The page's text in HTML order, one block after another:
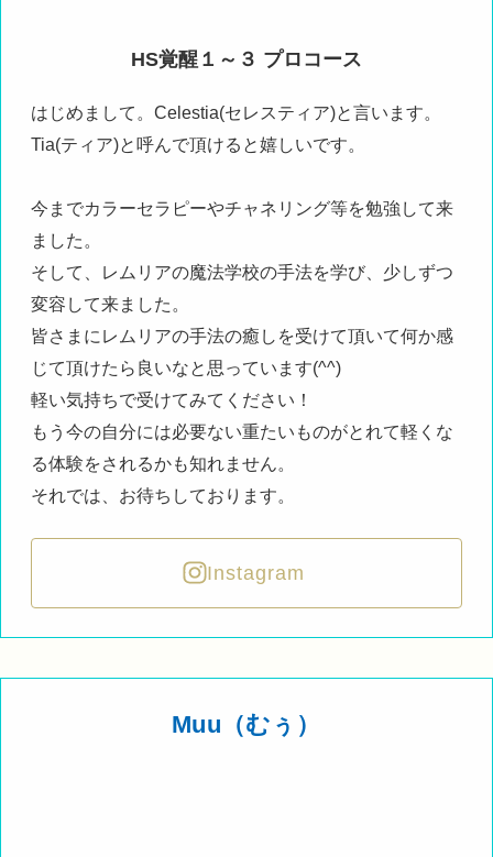
HS覚醒１～３ プロコース
はじめまして。Celestia(セレスティア)と言います。
Tia(ティア)と呼んで頂けると嬉しいです。
今までカラーセラピーやチャネリング等を勉強して来
ました。
そして、レムリアの魔法学校の手法を学び、少しずつ
変容して来ました。
皆さまにレムリアの手法の癒しを受けて頂いて何か感
じて頂けたら良いなと思っています(^^)
軽い気持ちで受けてみてください！
もう今の自分には必要ない重たいものがとれて軽くな
る体験をされるかも知れません。
それでは、お待ちしております。
Instagram
Muu（むぅ）